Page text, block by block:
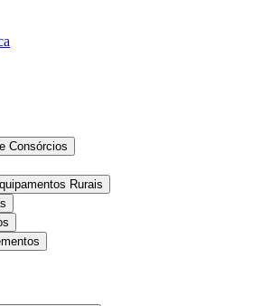
Consórcios
Rurais